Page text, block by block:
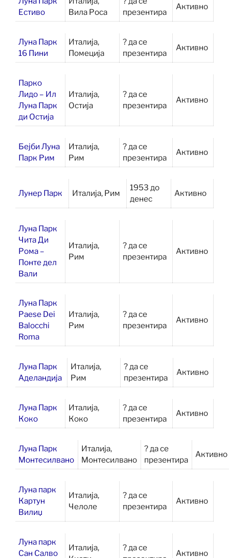
Естиво
Вила Роса
презентира
Активно
Луна Парк
16 Пини
Италија,
Помеција
? да се
презентира
Активно
Парко
Лидо – Ил
Луна Парк
ди Остија
Италија,
Остија
? да се
презентира
Активно
Бејби Луна
Парк Рим
Италија,
Рим
? да се
презентира
Активно
Лунер Парк Италија, Рим
1953 до
денес
Активно
Луна Парк
Чита Ди
Рома –
Понте дел
Вали
Италија,
Рим
? да се
презентира
Активно
Луна Парк
Paese Dei
Balocchi
Roma
Италија,
Рим
? да се
презентира
Активно
Луна Парк
Аделандија
Италија,
Рим
? да се
презентира
Активно
Луна Парк
Коко
Италија,
Коко
? да се
презентира
Активно
Луна Парк
Монтесилвано
Италија,
Монтесилвано
? да се
презентира
Активно
Луна парк
Картун
Вилиџ
Италија,
Челоле
? да се
презентира
Активно
Луна парк
Сан Салво
Италија,
? да се
Активно